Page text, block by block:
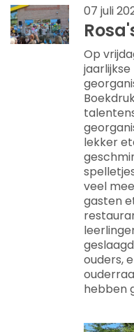
07 juli
Op
jaarlijkse
lekker
veel
gasten
ouders,
hebben